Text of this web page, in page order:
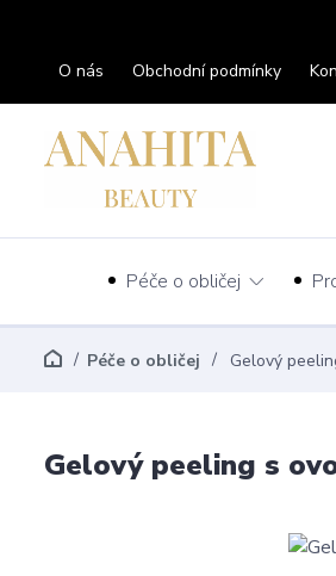
O nás Obchodní podmínky
Péče o obličej
Péče o obličej Gelový
Gelový peeling s